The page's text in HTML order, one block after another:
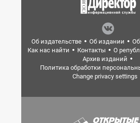
Об издательстве Об издании
Как нас найти
Контакты О
Архив изданий
Политика обработки
Change privacy settings